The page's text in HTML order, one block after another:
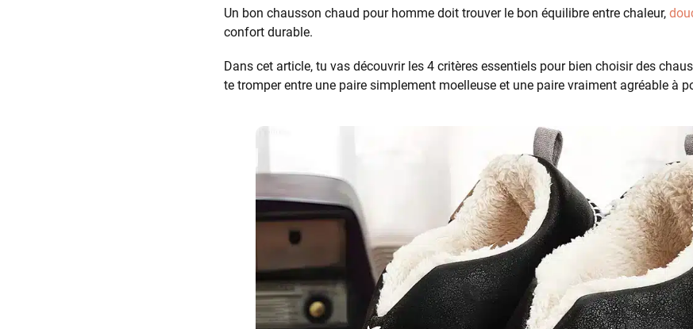
Un bon chausson chaud pour homme doit trouver le bon équilibre entre chaleur,
confort durable.
Dans cet article, tu vas découvrir les 4 critères essentiels pour bien choisir des
te tromper entre une paire simplement moelleuse et une paire vraiment agréable à